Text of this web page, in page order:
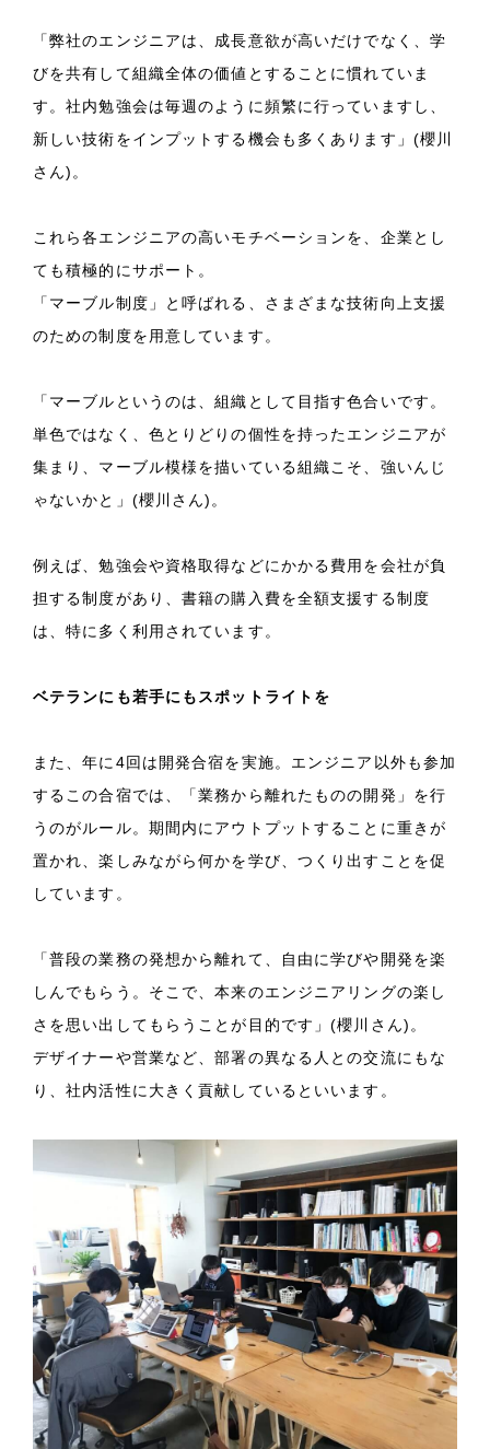
「弊社のエンジニアは、成長意欲が高いだけでなく、学
びを共有して組織全体の価値とすることに慣れていま
す。社内勉強会は毎週のように頻繁に行っていますし、
新しい技術をインプットする機会も多くあります」(櫻川
さん)。
これら各エンジニアの高いモチベーションを、企業とし
ても積極的にサポート。
「マーブル制度」と呼ばれる、さまざまな技術向上支援
のための制度を用意しています。
「マーブルというのは、組織として目指す色合いです。
単色ではなく、色とりどりの個性を持ったエンジニアが
集まり、マーブル模様を描いている組織こそ、強いんじ
ゃないかと」(櫻川さん)。
例えば、勉強会や資格取得などにかかる費用を会社が負
担する制度があり、書籍の購入費を全額支援する制度
は、特に多く利用されています。
ベテランにも若手にもスポットライトを
また、年に4回は開発合宿を実施。エンジニア以外も参加
するこの合宿では、「業務から離れたものの開発」を行
うのがルール。期間内にアウトプットすることに重きが
置かれ、楽しみながら何かを学び、つくり出すことを促
しています。
「普段の業務の発想から離れて、自由に学びや開発を楽
しんでもらう。そこで、本来のエンジニアリングの楽し
さを思い出してもらうことが目的です」(櫻川さん)。
デザイナーや営業など、部署の異なる人との交流にもな
り、社内活性に大きく貢献しているといいます。